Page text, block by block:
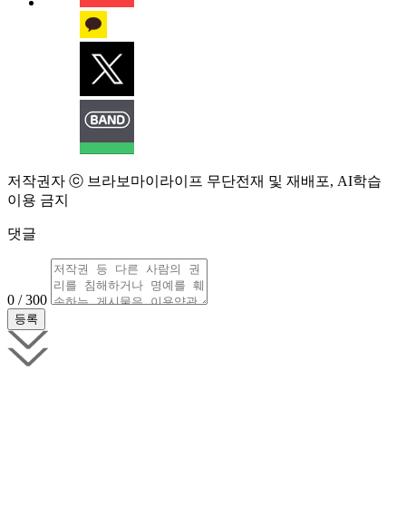
저작권자 ⓒ 브라보마이라이프 무단전재 및 재배포, AI학습
이용 금지
댓글
0 / 300